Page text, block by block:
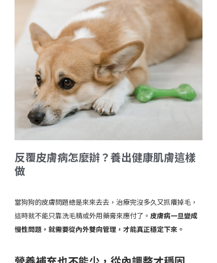
反覆皮膚病怎麼辦？養出健康肌膚這樣
做
當狗狗的皮膚問題總是來來去去，治療完沒多久又抓癢掉毛，
這時就不能只靠洗毛精或外用藥膏來應付了。 皮膚病一旦變成
慢性問題，就需要從內外雙向管理，才能真正穩定下來。